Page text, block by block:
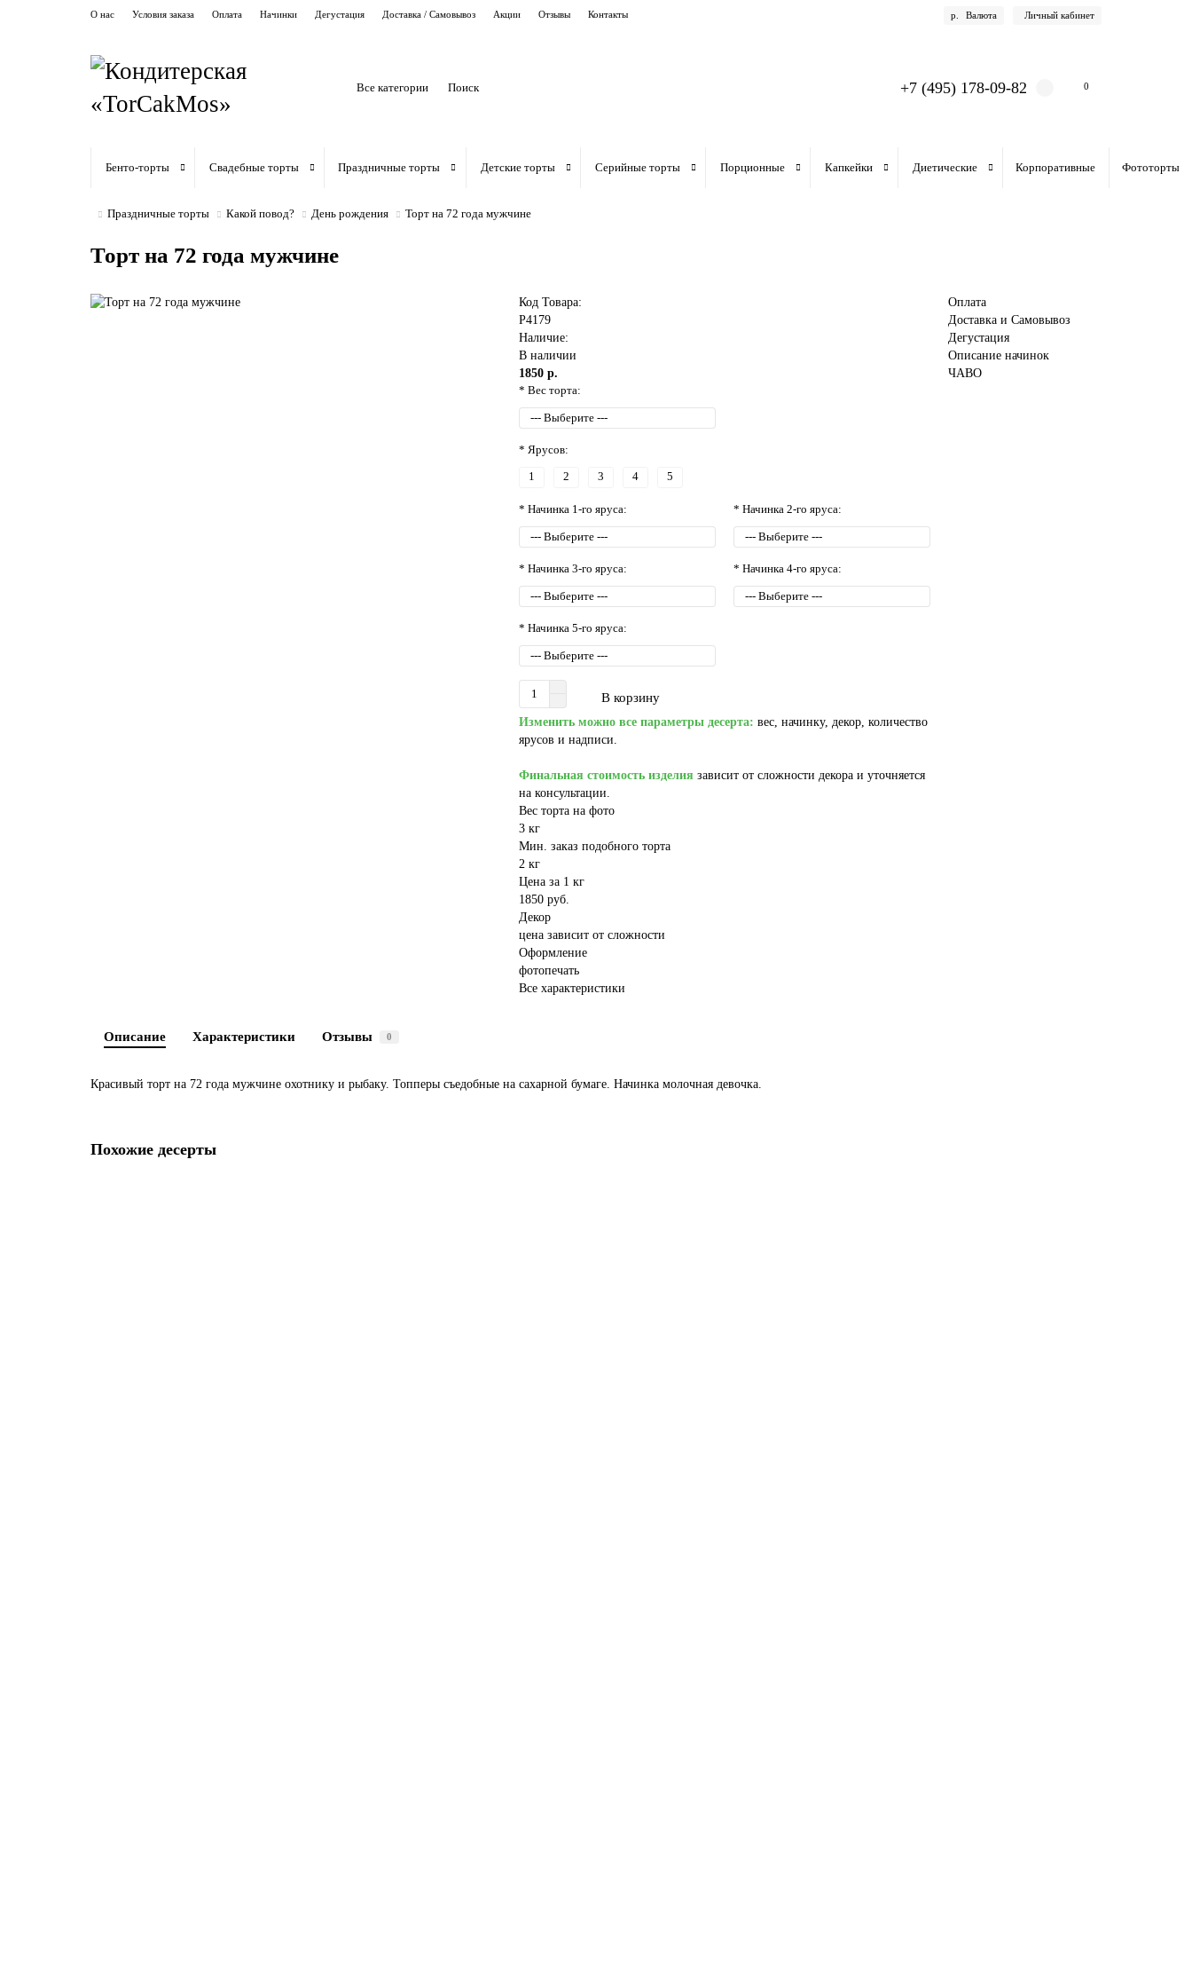
О нас Условия заказа Оплата Начинки Дегустация Доставка / Самовывоз Акции Отзывы Контакты р. Валюта Личный кабинет
Все категории +7 (495) 178-09-82 0
Бенто-торты Свадебные торты Праздничные торты Детские торты Серийные торты Порционные Капкейки Диетические Корпоративные Фототорты
Праздничные торты Какой повод? День рождения Торт на 72 года мужчине
Торт на 72 года мужчине
Код Товара:
P4179
Наличие:
В наличии
1850 р.
* Вес торта:
* Ярусов:
1 2 3 4 5
* Начинка 1-го яруса: * Начинка 2-го яруса:
* Начинка 3-го яруса: * Начинка 4-го яруса:
* Начинка 5-го яруса:
В корзину
Изменить можно все параметры десерта: вес, начинку, декор, количество
ярусов и надписи.
Финальная стоимость изделия зависит от сложности декора и уточняется
на консультации.
Вес торта на фото
3 кг
Мин. заказ подобного торта
2 кг
Цена за 1 кг
1850 руб.
Декор
цена зависит от сложности
Оформление
фотопечать
Все характеристики
Оплата
Доставка и Самовывоз
Дегустация
Описание начинок
ЧАВО
Описание Характеристики Отзывы 0
Красивый торт на 72 года мужчине охотнику и рыбаку. Топперы съедобные на сахарной бумаге. Начинка молочная девочка.
Похожие десерты